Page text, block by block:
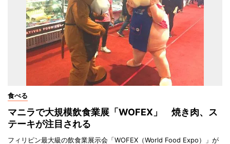
食べる
マニラで大規模飲食業展「WOFEX」 焼き肉、ス
テーキが注目される
フィリピン最大級の飲食業展示会「WOFEX（World Food Expo）」が